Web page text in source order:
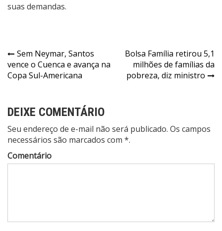
suas demandas.
Navegação
de
Sem Neymar, Santos
vence o Cuenca e avança na
Copa Sul-Americana
Bolsa Família retirou 5,1
milhões de famílias da
pobreza, diz ministro
DEIXE COMENTÁRIO
Seu endereço de e-mail não será publicado. Os campos
necessários são marcados com *.
Comentário